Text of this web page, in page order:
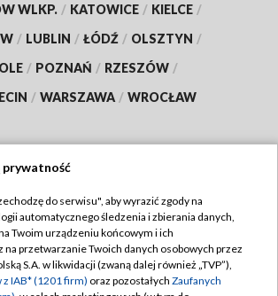
WLKP. / KATOWICE / KIELCE /
/ LUBLIN / ŁÓDŹ / OLSZTYN /
/ POZNAŃ / RZESZÓW /
/ WARSZAWA / WROCŁAW
TVP
Regulamin TVP
Polityka prywatności
prywatność
do serwisu", aby wyrazić zgody na
automatycznego śledzenia i zbierania danych,
Twoim urządzeniu końcowym i ich
przetwarzanie Twoich danych osobowych przez
S.A. w likwidacji (zwaną dalej również „TVP”),
IAB* (1201 firm) oraz pozostałych Zaufanych